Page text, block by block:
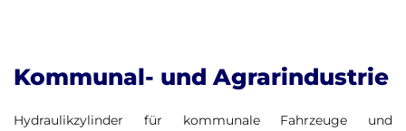
Kommunal- und Agrarindustrie
Hydraulikzylinder für kommunale Fahrzeuge und